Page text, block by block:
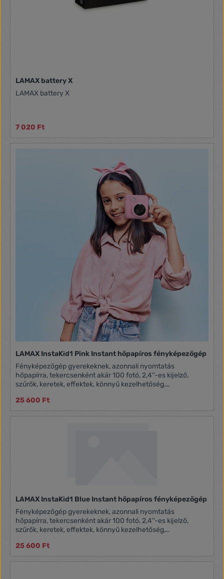
LAMAX battery X
LAMAX battery X
7 020 Ft
LAMAX InstaKid1 Pink Instant hőpapíros fényképezőgép
Fényképezőgép gyerekeknek, azonnali nyomtatás
hőpapírra, tekercsenként akár 100 fotó, 2,4''-es kijelző,
szűrők, keretek, effektek, könnyű kezelhetőség,
microSD-kártyára, MP3-támogatás, gazdag felszereltség, 2
tekercs hőpapír, 1 tekercs öntapadós hőpapír, nyakpánt.
25 600 Ft
LAMAX InstaKid1 Blue Instant hőpapíros fényképezőgép
Fényképezőgép gyerekeknek, azonnali nyomtatás
hőpapírra, tekercsenként akár 100 fotó, 2,4''-es kijelző,
szűrők, keretek, effektek, könnyű kezelhetőség,
microSD-kártyára, MP3-támogatás, gazdag felszereltség, 2
tekercs hőpapír, 1 tekercs öntapadós hőpapír, nyakpánt.
25 600 Ft